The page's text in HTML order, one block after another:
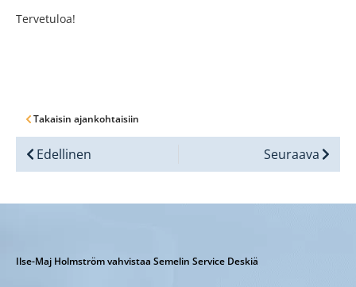
Tervetuloa!
Takaisin ajankohtaisiin
Edellinen Seuraava
Ilse-Maj Holmström vahvistaa Semelin Service Deskiä